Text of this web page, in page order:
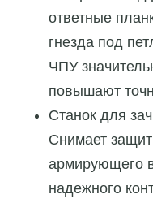
ответные
гнезда под
ЧПУ
повышают
Станок для
Снимает
армирующего
надежного